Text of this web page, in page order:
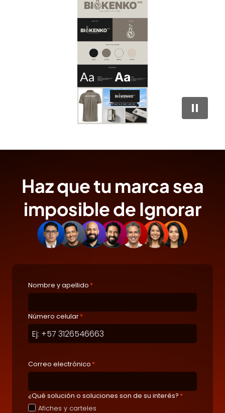
Haz que tu marca sea
imposible de Ignorar
Nombre y apellido *
Número celular*
Correo electrónico *
¿Qué solución o soluciones son de su interés? *
Afiches y carteles